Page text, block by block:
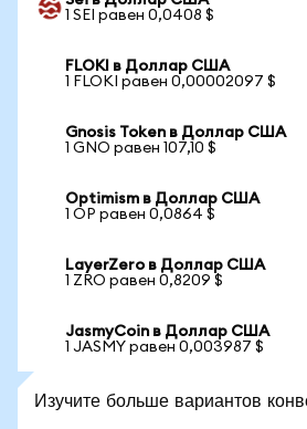
1 SEI равен 0,0408 $
FLOKI в Доллар США
1 FLOKI равен 0,00002097 $
Gnosis Token в Доллар США
1 GNO равен 107,10 $
Optimism в Доллар США
1 OP равен 0,0864 $
LayerZero в Доллар США
1 ZRO равен 0,8209 $
JasmyCoin в Доллар США
1 JASMY равен 0,003987 $
Изучите больше вариантов